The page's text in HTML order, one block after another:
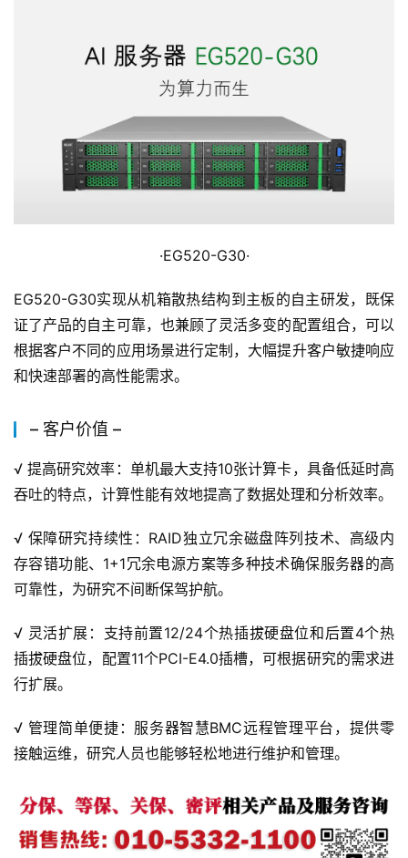
·EG520-G30·
EG520-G30实现从机箱散热结构到主板的自主研发，既保
证了产品的自主可靠，也兼顾了灵活多变的配置组合，可以
根据客户不同的应用场景进行定制，大幅提升客户敏捷响应
和快速部署的高性能需求。
– 客户价值 –
√ 提高研究效率：单机最大支持10张计算卡，具备低延时高
吞吐的特点，计算性能有效地提高了数据处理和分析效率。
√ 保障研究持续性：RAID独立冗余磁盘阵列技术、高级内
存容错功能、1+1冗余电源方案等多种技术确保服务器的高
可靠性，为研究不间断保驾护航。
√ 灵活扩展：支持前置12/24个热插拔硬盘位和后置4个热
插拔硬盘位，配置11个PCI-E4.0插槽，可根据研究的需求进
行扩展。
√ 管理简单便捷：服务器智慧BMC远程管理平台，提供零
接触运维，研究人员也能够轻松地进行维护和管理。